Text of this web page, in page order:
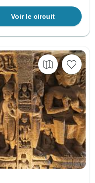
Voir le circuit